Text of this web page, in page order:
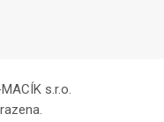
s.r.o.